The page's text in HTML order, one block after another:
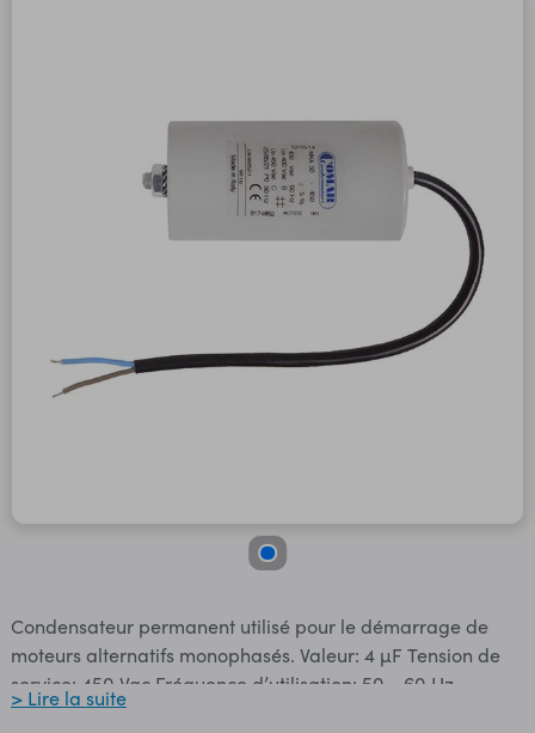
Condensateur permanent utilisé pour le démarrage de
moteurs alternatifs monophasés. Valeur: 4 µF Tension de
service: 450 Vac Fréquence d’utilisation: 50 - 60 Hz
Tolérance: ±5% Dimensions: Ø 25 x 57 mm Longueur des
> Lire la suite